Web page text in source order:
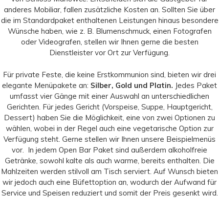
anderes Mobiliar, fallen zusätzliche Kosten an. Sollten Sie über
die im Standardpaket enthaltenen Leistungen hinaus besondere
Wünsche haben, wie z. B. Blumenschmuck, einen Fotografen
oder Videografen, stellen wir Ihnen gerne die besten
Dienstleister vor Ort zur Verfügung.
Für private Feste, die keine Erstkommunion sind, bieten wir drei
elegante Menüpakete an: Silber, Gold und Platin. Jedes Paket
umfasst vier Gänge mit einer Auswahl an unterschiedlichen
Gerichten. Für jedes Gericht (Vorspeise, Suppe, Hauptgericht,
Dessert) haben Sie die Möglichkeit, eine von zwei Optionen zu
wählen, wobei in der Regel auch eine vegetarische Option zur
Verfügung steht. Gerne stellen wir Ihnen unsere Beispielmenüs
vor. In jedem Open Bar Paket sind außerdem alkoholfreie
Getränke, sowohl kalte als auch warme, bereits enthalten. Die
Mahlzeiten werden stilvoll am Tisch serviert. Auf Wunsch bieten
wir jedoch auch eine Büfettoption an, wodurch der Aufwand für
Service und Speisen reduziert und somit der Preis gesenkt wird.